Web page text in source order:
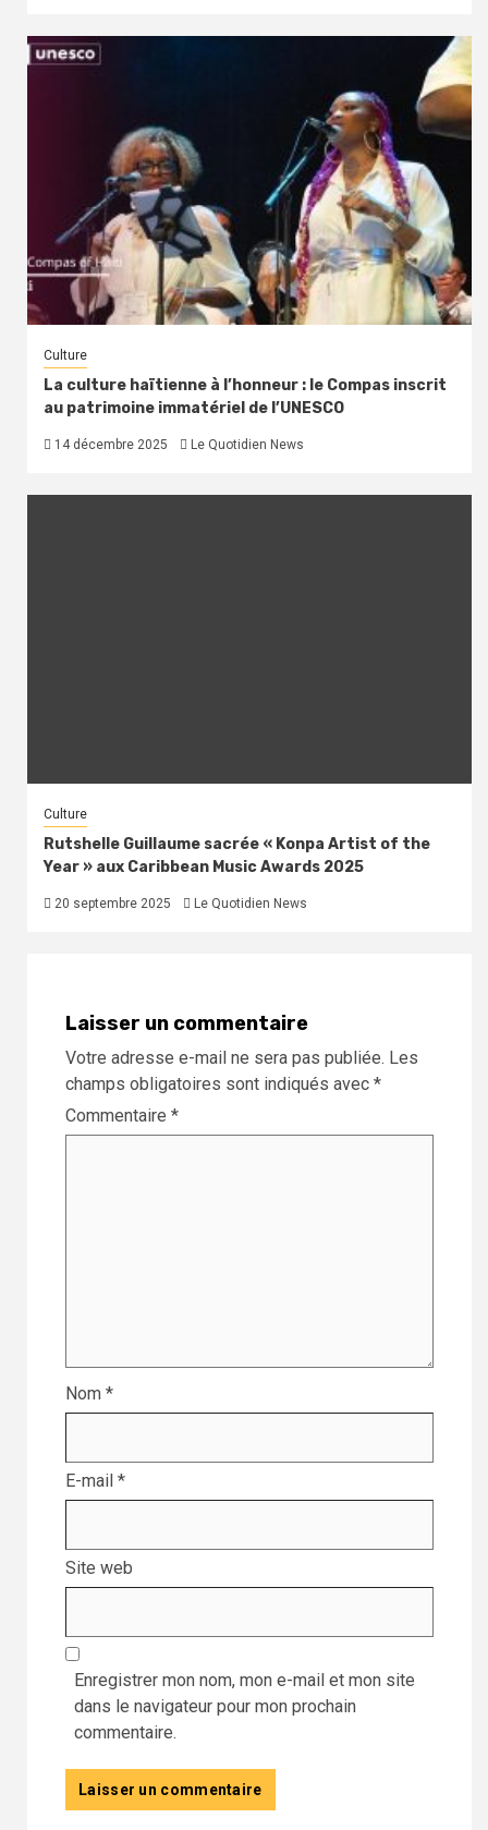
Culture
La culture haïtienne à l’honneur : le Compas inscrit
au patrimoine immatériel de l’UNESCO
14 décembre 2025 Le Quotidien News
Culture
Rutshelle Guillaume sacrée « Konpa Artist of the
Year » aux Caribbean Music Awards 2025
20 septembre 2025 Le Quotidien News
Laisser un commentaire
Votre adresse e-mail ne sera pas publiée. Les
champs obligatoires sont indiqués avec *
Commentaire *
Nom *
E-mail *
Site web
Enregistrer mon nom, mon e-mail et mon site
dans le navigateur pour mon prochain
commentaire.